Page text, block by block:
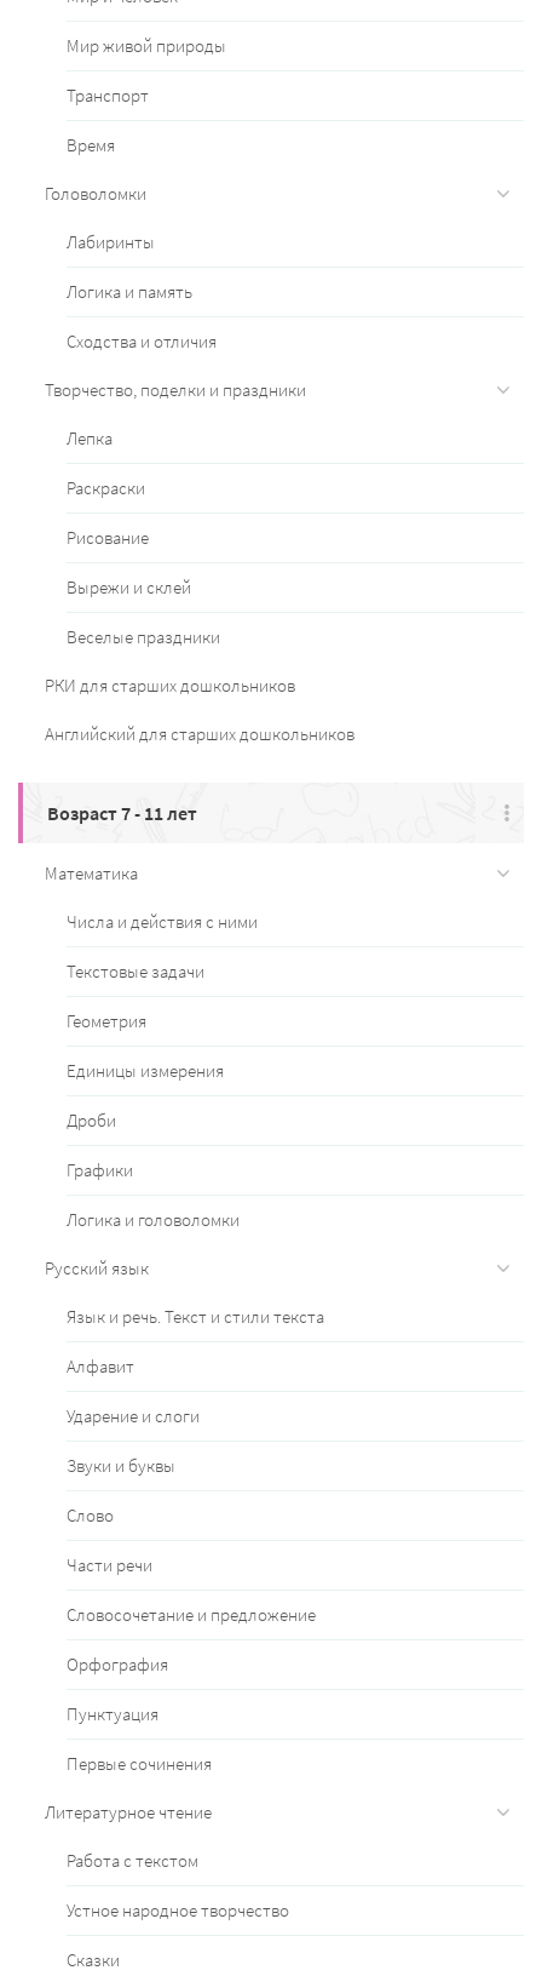
Мир живой природы
Транспорт
Время
Головоломки
Лабиринты
Логика и память
Сходства и отличия
Творчество, поделки и праздники
Лепка
Раскраски
Рисование
Вырежи и склей
Веселые праздники
РКИ для старших дошкольников
Английский для старших дошкольников
Возраст 7 - 11 лет
Математика
Числа и действия с ними
Текстовые задачи
Геометрия
Единицы измерения
Дроби
Графики
Логика и головоломки
Русский язык
Язык и речь. Текст и стили текста
Алфавит
Ударение и слоги
Звуки и буквы
Слово
Части речи
Словосочетание и предложение
Орфография
Пунктуация
Первые сочинения
Литературное чтение
Работа с текстом
Устное народное творчество
Сказки